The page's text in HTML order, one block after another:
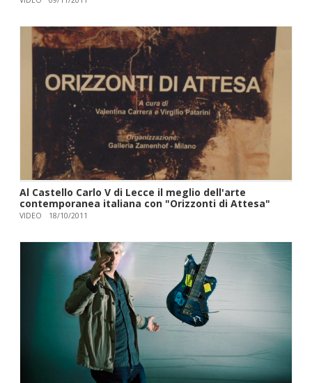
Al Castello Carlo V di Lecce il meglio dell'arte
contemporanea italiana con "Orizzonti di Attesa"
VIDEO 18/10/2011